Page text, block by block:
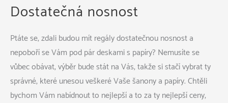
Dostatečná nosnost
Ptáte se, zdali budou mít regály dostatečnou nosnost a
nepoboří se Vám pod pár deskami s papíry? Nemusíte se
vůbec obávat, výběr bude stát na Vás, takže si stačí vybrat ty
správné, které unesou veškeré Vaše šanony a papíry. Chtěli
bychom Vám nabídnout to nejlepší a to za ty nejlepší ceny,